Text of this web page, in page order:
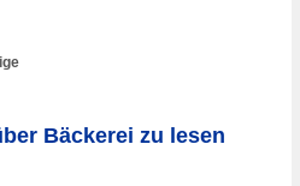
Bäckerei zu lesen